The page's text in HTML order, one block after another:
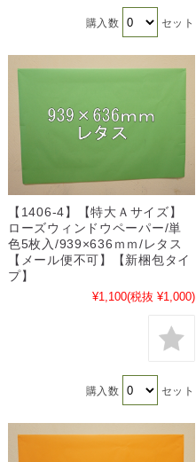
購入数 セット
【1406-4】【特大Ａサイズ】
ローズウィンドウペーパー/単
色5枚入/939×636ｍｍ/レタス
【メール便不可】【新梱包タイ
プ】
¥1,100(税抜 ¥1,000)
購入数 セット